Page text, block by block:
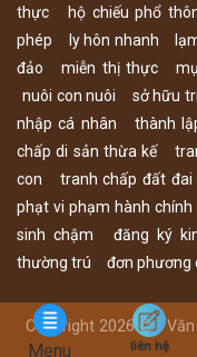
thực
hộ chiếu phổ
phép
ly hôn nhanh
đảo
miễn thị thực
nuôi con nuôi
sở hữu
nhập cá nhân
thành
chấp di sản thừa kế
con
tranh chấp đất đai
phạt vi phạm hành chính
sinh chậm
đăng ký
thường trú
đơn phương
Copyright 2026 © - Văn
Menu liên hệ